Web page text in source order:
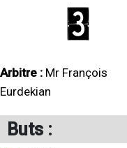
3
Arbitre : Mr François
Eurdekian
Buts :